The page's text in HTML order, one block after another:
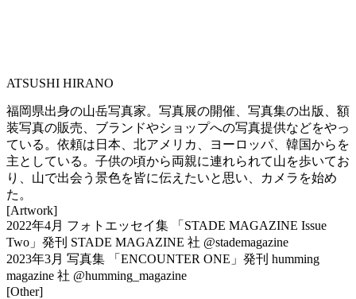
ATSUSHI HIRANO
福岡県出身の山岳写真家。写真展の開催、写真集の出版、額
装写真の販売、ブランドやショップへの写真提供などをやっ
ている。依頼は日本、北アメリカ、ヨーロッパ、韓国からを
主としている。子供の頃から両親に連れられて山を歩いてお
り、山で出会う景色を皆に伝えたいと思い、カメラを始め
た。
[Artwork]
2022年4月 フォトエッセイ集 「STADE MAGAZINE Issue
Two」発刊 STADE MAGAZINE 社 @stademagazine
2023年3月 写真集 「ENCOUNTER ONE」発刊 humming
magazine 社 @humming_magazine
[Other]